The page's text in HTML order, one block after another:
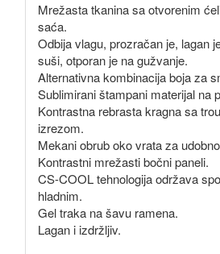
Mrežasta tkanina sa otvorenim
saća.
Odbija vlagu, prozračan je, lagan
suši, otporan je na gužvanje.
Alternativna kombinacija boja za
Sublimirani štampani materijal na
Kontrastna rebrasta kragna sa
izrezom.
Mekani obrub oko vrata za
Kontrastni mrežasti bočni paneli.
CS-COOL tehnologija održava
hladnim.
Gel traka na šavu ramena.
Lagan i izdržljiv.